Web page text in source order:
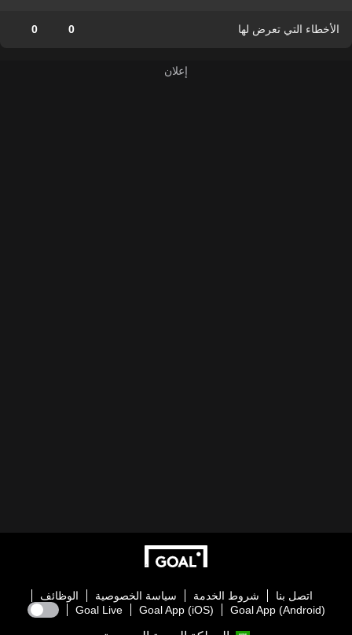
الأخطاء التي تعرض لها 0
0
اتصل بنا شروط الخدمة سياسة الخصوصية
الوظائف
Goal App (Android)
Goal App (iOS)
Goal Live